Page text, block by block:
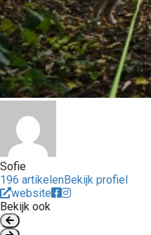
Sofie
196 artikelenBekijk profiel
website
Bekijk ook